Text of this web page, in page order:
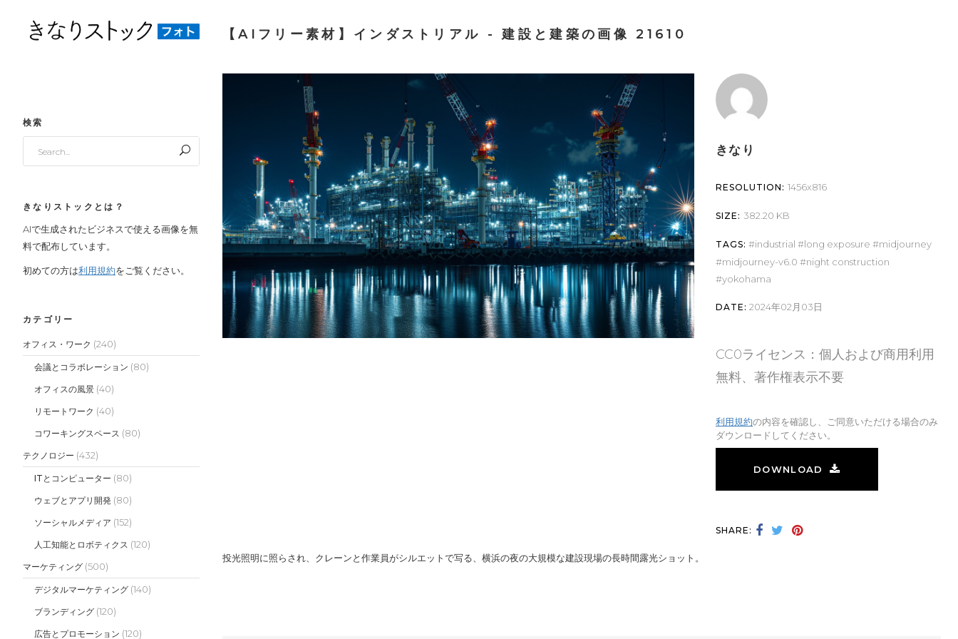
検索
きなりストックとは？
AIで生成されたビジネスで使える画像を無
料で配布しています。
初めての方は利用規約をご覧ください。
カテゴリー
オフィス・ワーク (240)
会議とコラボレーション (80)
オフィスの風景 (40)
リモートワーク (40)
コワーキングスペース (80)
テクノロジー (432)
ITとコンピューター (80)
ウェブとアプリ開発 (80)
ソーシャルメディア (152)
人工知能とロボティクス (120)
マーケティング (500)
デジタルマーケティング (140)
ブランディング (120)
広告とプロモーション (120)
【AIフリー素材】インダストリアル - 建設と建築の画像 21610
きなり
RESOLUTION: 1456x816
SIZE: 382.20 KB
TAGS: industrial long exposure
midjourney
midjourney-v6.0
night construction
yokohama
DATE: 2024年02月03日
CC0ライセンス：個人および商用利用
無料、著作権表示不要
利用規約の内容を確認し、ご同意いただける場合のみ
ダウンロードしてください。
DOWNLOAD
SHARE:
投光照明に照らされ、クレーンと作業員がシルエットで写る、横浜の夜の大規模な建設現場の長時間露光ショット。